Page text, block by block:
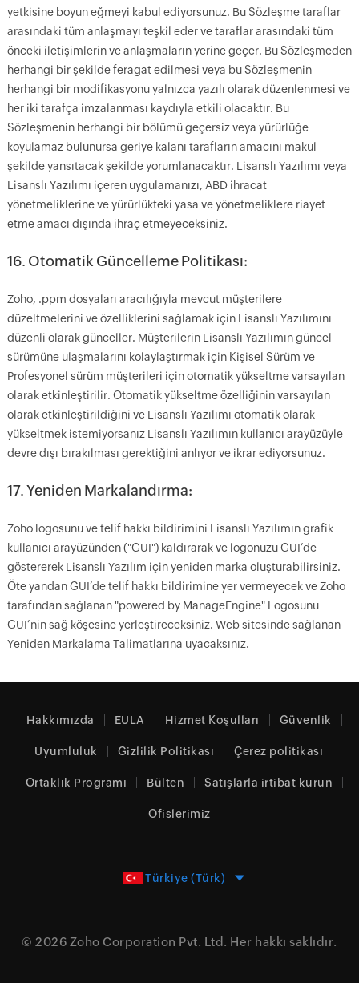
yetkisine boyun eğmeyi kabul ediyorsunuz. Bu Sözleşme taraflar
arasındaki tüm anlaşmayı teşkil eder ve taraflar arasındaki tüm
önceki iletişimlerin ve anlaşmaların yerine geçer. Bu Sözleşmeden
herhangi bir şekilde feragat edilmesi veya bu Sözleşmenin
herhangi bir modifikasyonu yalnızca yazılı olarak düzenlenmesi ve
her iki tarafça imzalanması kaydıyla etkili olacaktır. Bu
Sözleşmenin herhangi bir bölümü geçersiz veya yürürlüğe
koyulamaz bulunursa geriye kalanı tarafların amacını makul
şekilde yansıtacak şekilde yorumlanacaktır. Lisanslı Yazılımı veya
Lisanslı Yazılımı içeren uygulamanızı, ABD ihracat
yönetmeliklerine ve yürürlükteki yasa ve yönetmeliklere riayet
etme amacı dışında ihraç etmeyeceksiniz.
16. Otomatik Güncelleme Politikası:
Zoho, .ppm dosyaları aracılığıyla mevcut müşterilere
düzeltmelerini ve özelliklerini sağlamak için Lisanslı Yazılımını
düzenli olarak günceller. Müşterilerin Lisanslı Yazılımın güncel
sürümüne ulaşmalarını kolaylaştırmak için Kişisel Sürüm ve
Profesyonel sürüm müşterileri için otomatik yükseltme varsayılan
olarak etkinleştirilir. Otomatik yükseltme özelliğinin varsayılan
olarak etkinleştirildiğini ve Lisanslı Yazılımı otomatik olarak
yükseltmek istemiyorsanız Lisanslı Yazılımın kullanıcı arayüzüyle
devre dışı bırakılması gerektiğini anlıyor ve ikrar ediyorsunuz.
17. Yeniden Markalandırma:
Zoho logosunu ve telif hakkı bildirimini Lisanslı Yazılımın grafik
kullanıcı arayüzünden ("GUI") kaldırarak ve logonuzu GUI’de
göstererek Lisanslı Yazılım için yeniden marka oluşturabilirsiniz.
Öte yandan GUI’de telif hakkı bildirimine yer vermeyecek ve Zoho
tarafından sağlanan "powered by ManageEngine" Logosunu
GUI’nin sağ köşesine yerleştireceksiniz. Web sitesinde sağlanan
Yeniden Markalama Talimatlarına uyacaksınız.
Hakkımızda EULA Hizmet Koşulları Güvenlik
Uyumluluk Gizlilik Politikası Çerez politikası
Ortaklık Programı Bülten Satışlarla irtibat kurun
Ofislerimiz
Türkiye (Türk)
© 2026 Zoho Corporation Pvt. Ltd. Her hakkı saklıdır.